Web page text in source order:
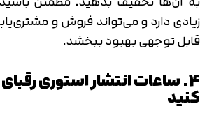
زیادی دارد و می‌تواند فروش و
قابل توجهی بهبود ببخشد.
4. ساعات انتشار استوری
کنید